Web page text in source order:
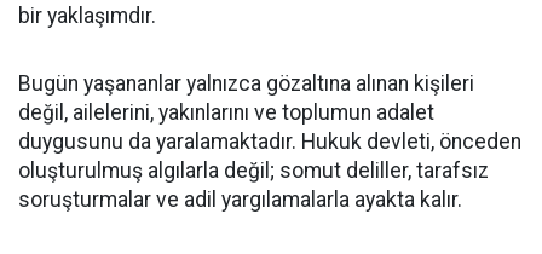
bir yaklaşımdır.
Bugün yaşananlar yalnızca gözaltına alınan kişileri
değil, ailelerini, yakınlarını ve toplumun adalet
duygusunu da yaralamaktadır. Hukuk devleti, önceden
oluşturulmuş algılarla değil; somut deliller, tarafsız
soruşturmalar ve adil yargılamalarla ayakta kalır.